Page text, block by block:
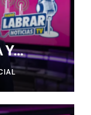
Y
EN LA